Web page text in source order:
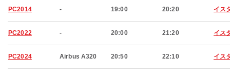
PC2014 - 19:00 20:20 イス
PC2022 - 20:00 21:20 イス
PC2024 Airbus A320 20:50 22:10 イス